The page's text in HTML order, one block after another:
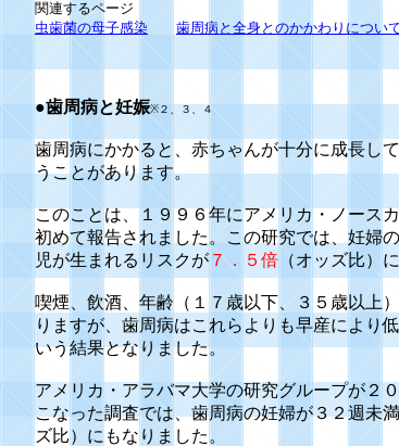
関連するページ
虫歯菌の母子感染
歯周病と全身とのかかわりについ
●歯周病と妊娠※２、３、４
歯周病にかかると、赤ちゃんが十分に成長し
うことがあります。
このことは、１９９６年にアメリカ・ノース
初めて報告されました。この研究では、妊婦
児が生まれるリスクが ７．５倍 （オッズ比）
喫煙、飲酒、年齢（１７歳以下、３５歳以上
りますが、歯周病はこれらよりも早産により
いう結果となりました。
アメリカ・アラバマ大学の研究グループが２
こなった調査では、歯周病の妊婦が３２週未
ズ比）にもなりました。